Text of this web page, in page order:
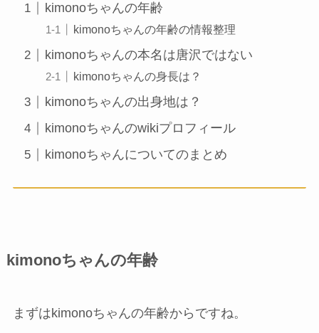
kimonoちゃんの年齢
kimonoちゃんの年齢の情報整理
kimonoちゃんの本名は唐沢ではない
kimonoちゃんの身長は？
kimonoちゃんの出身地は？
kimonoちゃんのwikiプロフィール
kimonoちゃんについてのまとめ
kimonoちゃんの年齢
まずはkimonoちゃんの年齢からですね。